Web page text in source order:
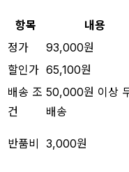
항목 내용
정가
93,000원
할인가 65,100원
배송 조
건
50,000원 이상
배송
반품비 3,000원